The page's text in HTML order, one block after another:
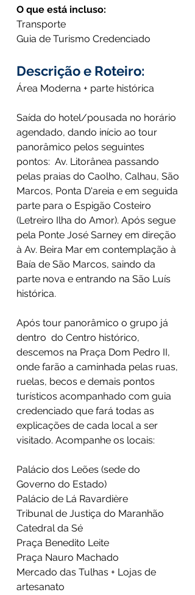
O que está incluso:
Transporte
Guia de Turismo Credenciado
Descrição e Roteiro:
Área Moderna + parte histórica
Saída do hotel/pousada no horário
agendado, dando início ao tour
panorâmico pelos seguintes
pontos: Av. Litorânea passando
pelas praias do Caolho, Calhau, São
Marcos, Ponta D'areia e em seguida
parte para o Espigão Costeiro
(Letreiro Ilha do Amor). Após segue
pela Ponte José Sarney em direção
à Av. Beira Mar em contemplação à
Baía de São Marcos, saindo da
parte nova e entrando na São Luís
histórica.
Após tour panorâmico o grupo já
dentro do Centro histórico,
descemos na Praça Dom Pedro II,
onde farão a caminhada pelas ruas,
ruelas, becos e demais pontos
turísticos acompanhado com guia
credenciado que fará todas as
explicações de cada local a ser
visitado. Acompanhe os locais:
Palácio dos Leões (sede do
Governo do Estado)
Palácio de Lá Ravardière
Tribunal de Justiça do Maranhão
Catedral da Sé
Praça Benedito Leite
Praça Nauro Machado
Mercado das Tulhas + Lojas de
artesanato